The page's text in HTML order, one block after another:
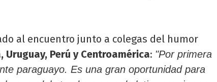
al encuentro junto a colegas del humor
Uruguay, Perú y Centroamérica: "Por primera
paraguayo. Es una gran oportunidad para